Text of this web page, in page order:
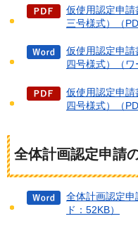
仮使用認定申
三号様式）（
仮使用認定申
四号様式）（ワ
仮使用認定申
四号様式）（
全体計画認定申請
全体計画認定
ド：52KB）